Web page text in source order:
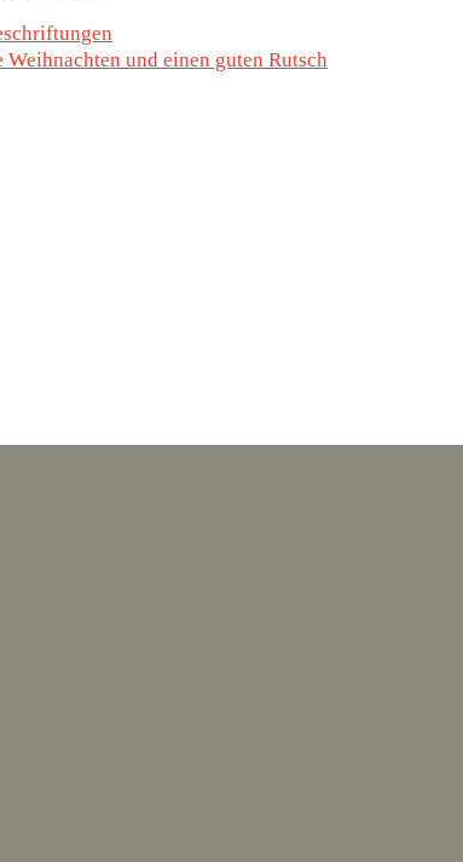
und einen guten Rutsch